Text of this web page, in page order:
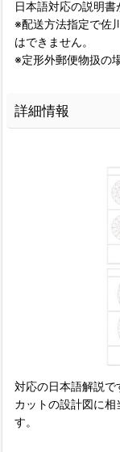
日本語対応の説明書
※配送方法指定で佐
はできません。
※定形外郵便物扱の
詳細情報
対応の日本語解説で
カットの設計図に
す。